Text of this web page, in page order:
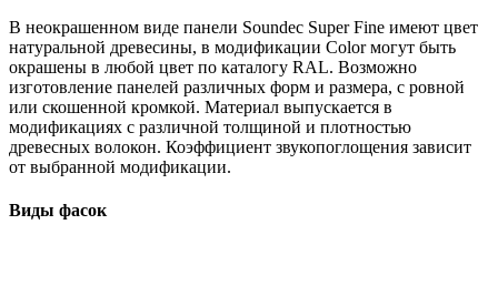
В неокрашенном виде панели Soundec Super Fine имеют цвет
натуральной древесины, в модификации Color могут быть
окрашены в любой цвет по каталогу RAL. Возможно
изготовление панелей различных форм и размера, с ровной
или скошенной кромкой. Материал выпускается в
модификациях с различной толщиной и плотностью
древесных волокон. Коэффициент звукопоглощения зависит
от выбранной модификации.
Виды фасок